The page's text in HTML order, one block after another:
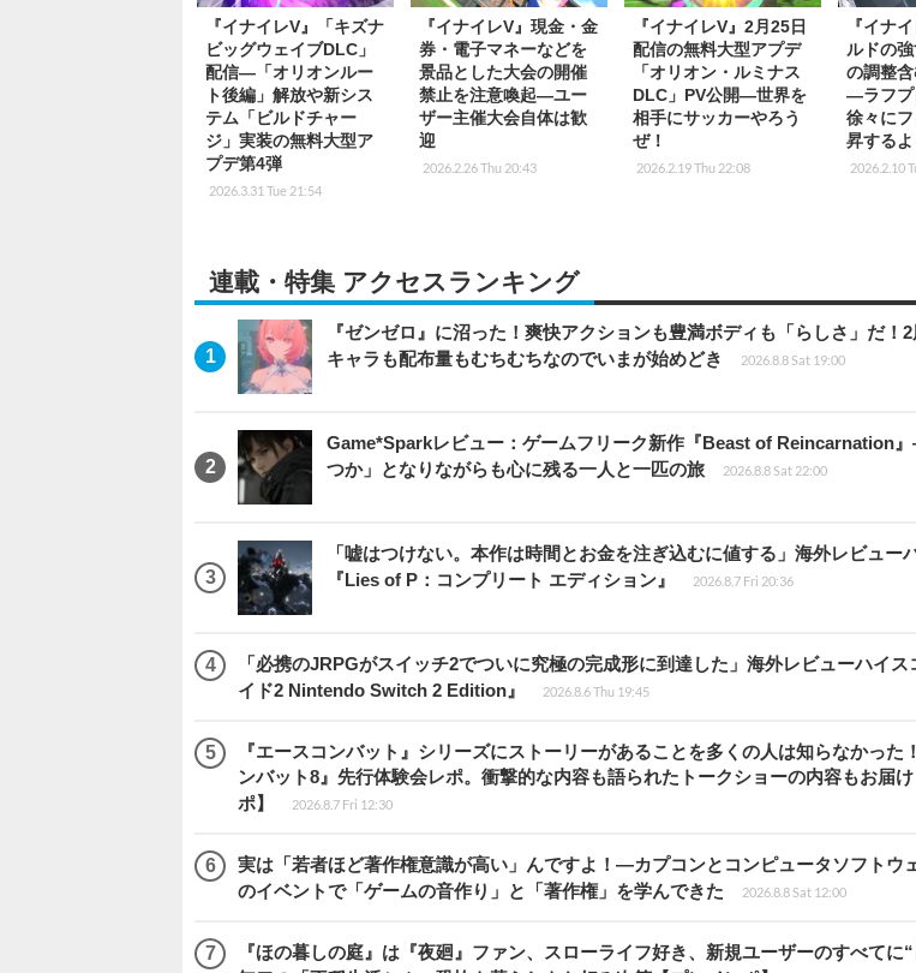
『イナイレV』「キズナ
ビッグウェイブDLC」
配信―「オリオンルー
ト後編」解放や新シス
テム「ビルドチャー
ジ」実装の無料大型ア
プデ第4弾
2026.3.31 Tue 21:54
『イナイレV』現金・金
券・電子マネーなどを
景品とした大会の開催
禁止を注意喚起―ユー
ザー主催大会自体は歓
迎
2026.2.26 Thu 20:43
『イナイレV』2月25日
配信の無料大型アプデ
「オリオン・ルミナス
DLC」PV公開―世界を
相手にサッカーやろう
ぜ！
2026.2.19 Thu 22:08
『イナ
ルドの
の調整
―ラフプ
徐々に
昇する
2026.2.10
連載・特集 アクセスランキング
『ゼンゼロ』に沼った！爽快アクションも豊満ボディも「らしさ」だ！
キャラも配布量もむちむちなのでいまが始めどき
2026.8.8 Sat 19:00
Game*Sparkレビュー：ゲームフリーク新作『Beast of Reincarnation
つか」となりながらも心に残る一人と一匹の旅
2026.8.8 Sat 22:00
「嘘はつけない。本作は時間とお金を注ぎ込むに値する」海外レビュー
『Lies of P：コンプリート エディション』
2026.8.7 Fri 20:36
「必携のJRPGがスイッチ2でついに究極の完成形に到達した」海外レビューハイス
イド2 Nintendo Switch 2 Edition』
2026.8.6 Thu 19:45
『エースコンバット』シリーズにストーリーがあることを多くの人は知らなかった
ンバット8』先行体験会レポ。衝撃的な内容も語られたトークショーの内容もお届
ポ】
2026.8.7 Fri 12:30
実は「若者ほど著作権意識が高い」んですよ！―カプコンとコンピュータソフトウ
のイベントで「ゲームの音作り」と「著作権」を学んできた
2026.8.8 Sat 12:00
『ほの暮しの庭』は『夜廻』ファン、スローライフ好き、新規ユーザーのすべてに